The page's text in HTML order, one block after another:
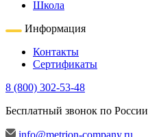
Школа
Информация
Контакты
Сертификаты
8 (800) 302-53-48
Бесплатный звонок по России
info@metrion-company.ru